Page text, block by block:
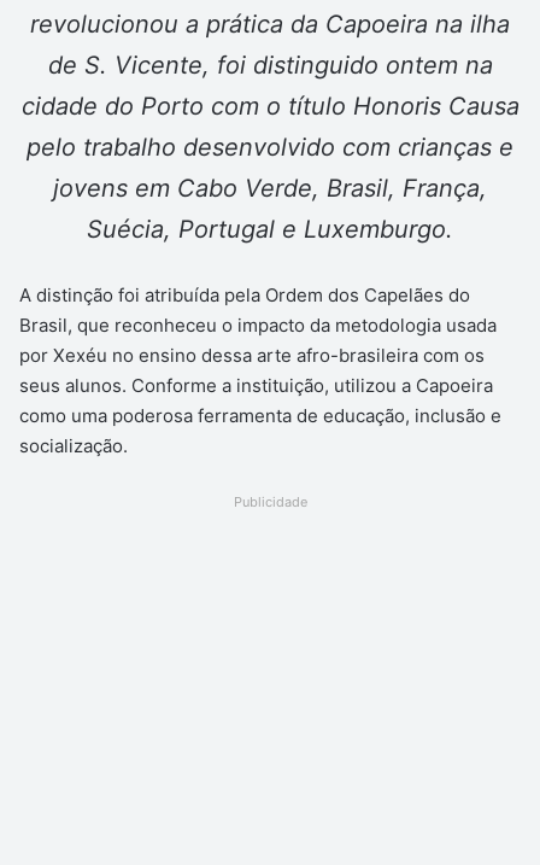
revolucionou a prática da Capoeira na ilha
de S. Vicente, foi distinguido ontem na
cidade do Porto com o título Honoris Causa
pelo trabalho desenvolvido com crianças e
jovens em Cabo Verde, Brasil, França,
Suécia, Portugal e Luxemburgo.
A distinção foi atribuída pela Ordem dos Capelães do
Brasil, que reconheceu o impacto da metodologia usada
por Xexéu no ensino dessa arte afro-brasileira com os
seus alunos. Conforme a instituição, utilizou a Capoeira
como uma poderosa ferramenta de educação, inclusão e
socialização.
Publicidade